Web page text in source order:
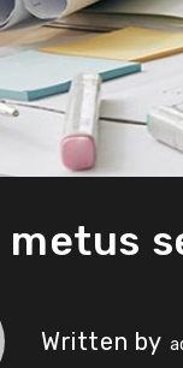
metus
Written by